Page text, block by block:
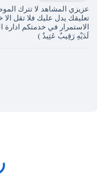
عزيزي المشاهد لا تترك
تعليقك يدل عليك فلا تقل
الاستمرار في خدمتكم
لَدَيْهِ رَقِيبٌ عَتِيدٌ )